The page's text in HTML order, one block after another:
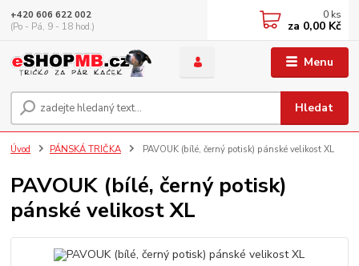
Menu
Hledat
+420 606 622 002
(Po - Pá, 9 - 18 hod.)
0 ks
za 0,00 Kč
Úvod PÁNSKÁ TRIČKA PAVOUK (bílé, černý potisk) pánské velikost XL
PAVOUK (bílé, černý potisk)
pánské velikost XL